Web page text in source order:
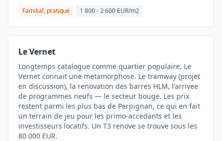
Familial, pratique 1 800 - 2 600 EUR/m2
Le Vernet
Longtemps catalogue comme quartier populaire, Le
Vernet connait une metamorphose. Le tramway (projet
en discussion), la renovation des barres HLM, l'arrivee
de programmes neufs — le secteur bouge. Les prix
restent parmi les plus bas de Perpignan, ce qui en fait
un terrain de jeu pour les primo-accedants et les
investisseurs locatifs. Un T3 renove se trouve sous les
80 000 EUR.